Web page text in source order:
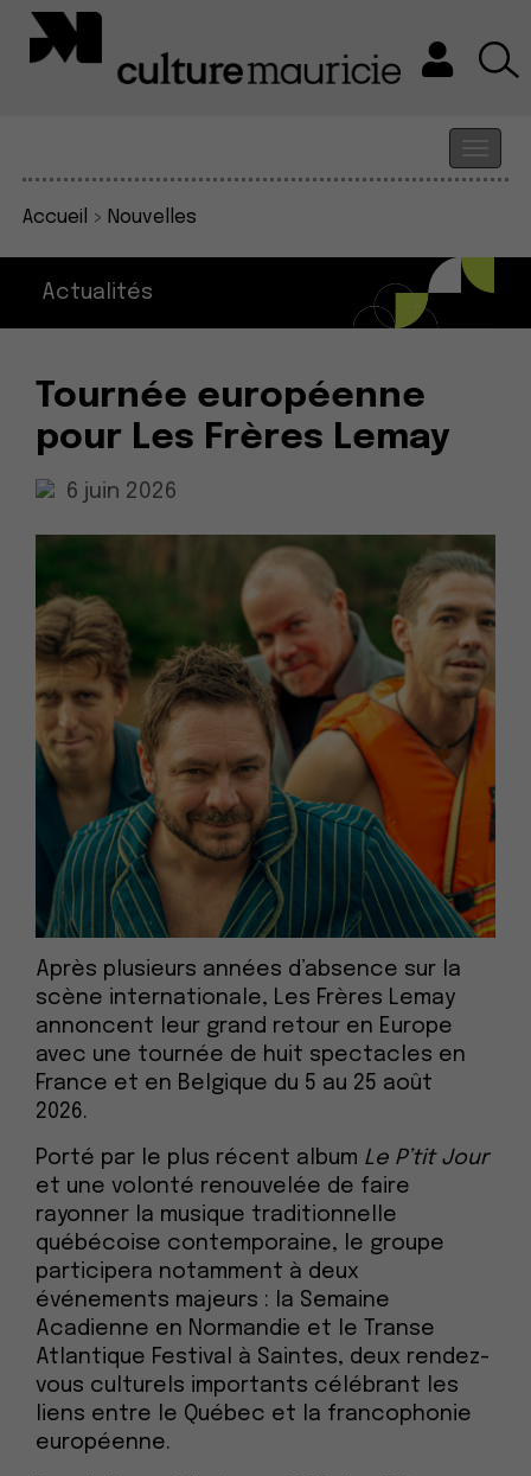
Accueil > Nouvelles
Actualités
Tournée européenne
pour Les Frères Lemay
6 juin 2026
Après plusieurs années d’absence sur la
scène internationale, Les Frères Lemay
annoncent leur grand retour en Europe
avec une tournée de huit spectacles en
France et en Belgique du 5 au 25 août
2026.
Porté par le plus récent album Le P’tit Jour
et une volonté renouvelée de faire
rayonner la musique traditionnelle
québécoise contemporaine, le groupe
participera notamment à deux
événements majeurs : la Semaine
Acadienne en Normandie et le Transe
Atlantique Festival à Saintes, deux rendez-
vous culturels importants célébrant les
liens entre le Québec et la francophonie
européenne.